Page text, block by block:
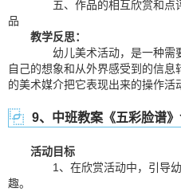
五、作品的相互欣赏和点
品
教学反思：
幼儿美术活动，是一种需
自己的想象和从外界感受到的信
的美术媒介把它表现出来的操作活
9、中班教案《五彩脸谱
活动目标
1、在欣赏活动中，引导幼
趣。